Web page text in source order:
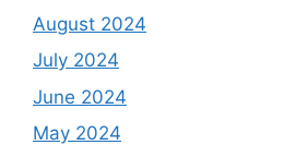
August 2024
July 2024
June 2024
May 2024